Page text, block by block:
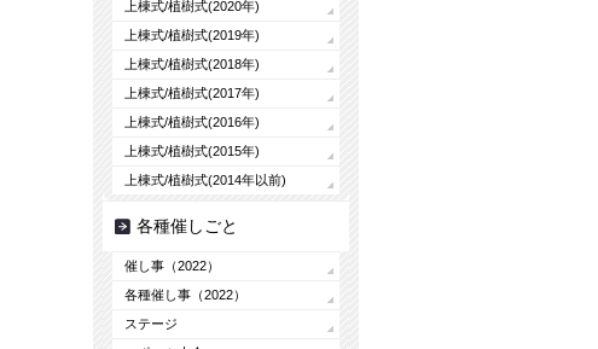
上棟式/植樹式(2020年)
上棟式/植樹式(2019年)
上棟式/植樹式(2018年)
上棟式/植樹式(2017年)
上棟式/植樹式(2016年)
上棟式/植樹式(2015年)
上棟式/植樹式(2014年以前)
各種催しごと
催し事（2022）
各種催し事（2022）
ステージ